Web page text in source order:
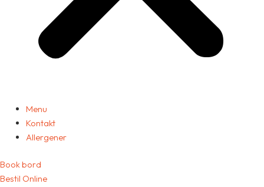
Menu
Kontakt
Allergener
Book bord
Bestil Online